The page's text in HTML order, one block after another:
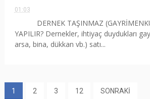
01:03
DERNEK TAŞINMAZ
YAPILIR? Dernekler, ihtiyaç duydukları
arsa, bina, dükkan vb.) satı...
1 2 3 12 SONRAKİ